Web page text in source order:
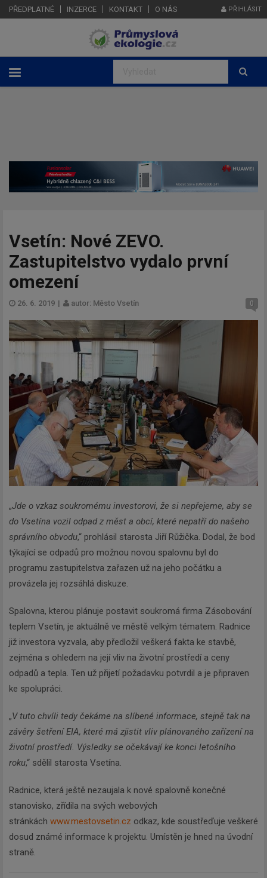
PŘEDPLATNÉ INZERCE KONTAKT O NÁS PŘIHLÁSIT
Vsetín: Nové ZEVO.
Zastupitelstvo vydalo první
omezení
26. 6. 2019 | autor: Město Vsetín 0
„Jde o vzkaz soukromému investorovi, že si nepřejeme, aby se
do Vsetína vozil odpad z měst a obcí, které nepatří do našeho
správního obvodu,“ prohlásil starosta Jiří Růžička. Dodal, že bod
týkající se odpadů pro možnou novou spalovnu byl do
programu zastupitelstva zařazen už na jeho počátku a
provázela jej rozsáhlá diskuze.
Spalovna, kterou plánuje postavit soukromá firma Zásobování
teplem Vsetín, je aktuálně ve městě velkým tématem. Radnice
již investora vyzvala, aby předložil veškerá fakta ke stavbě,
zejména s ohledem na její vliv na životní prostředí a ceny
odpadů a tepla. Ten už přijetí požadavku potvrdil a je připraven
ke spolupráci.
„V tuto chvíli tedy čekáme na slíbené informace, stejně tak na
závěry šetření EIA, které má zjistit vliv plánovaného zařízení na
životní prostředí. Výsledky se očekávají ke konci letošního
roku,“ sdělil starosta Vsetína.
Radnice, která ještě nezaujala k nové spalovně konečné
stanovisko, zřídila na svých webových
stránkách www.mestovsetin.cz odkaz, kde soustřeďuje veškeré
dosud známé informace k projektu. Umístěn je hned na úvodní
straně.